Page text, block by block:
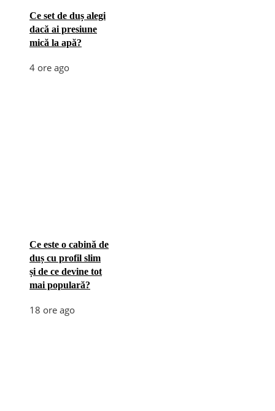
Ce set de duș alegi
dacă ai presiune
mică la apă?
4 ore ago
Ce este o cabină de
duș cu profil slim
și de ce devine tot
mai populară?
18 ore ago